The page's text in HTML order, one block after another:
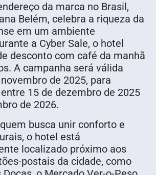
da marca no Brasil,
Belém, celebra a riqueza da
em um ambiente
a Cyber Sale, o hotel
desconto com café da manhã
A campanha será válida
de 2025, para
15 de dezembro de 2025
de 2026.
busca unir conforto e
o hotel está
localizado próximo aos
postais da cidade, como